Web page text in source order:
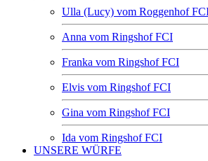
Ulla (Lucy) vom Roggenhof
Anna vom Ringshof FCI
Franka vom Ringshof FCI
Elvis vom Ringshof FCI
Gina vom Ringshof FCI
Ida vom Ringshof FCI
UNSERE WÜRFE